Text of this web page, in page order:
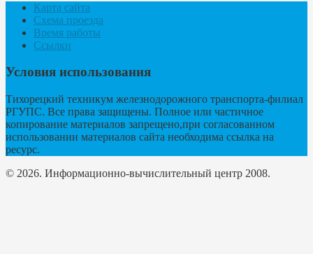
Карта сайта
Схема проезда
Время работы
Ссылки
Условия использования
Тихорецкий техникум железнодорожного транспорта-филиал
РГУПС. Все права защищены. Полное или частичное
копирование материалов запрещено,при согласованном
использовании материалов сайта необходима ссылка на
ресурс.
© 2026. Информационно-вычислительный центр 2008.